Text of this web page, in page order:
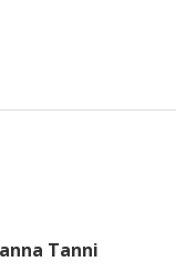
Tanni